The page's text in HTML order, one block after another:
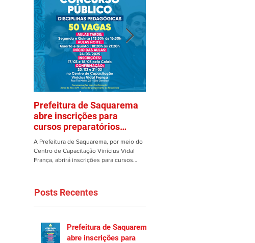
Prefeitura de Saquarema
abre inscrições para
cursos preparatórios
gratuitos
A Prefeitura de Saquarema, por meio do
Centro de Capacitação Vinícius Vidal
França, abrirá inscrições para cursos
Posts Recentes
Prefeitura de Saquarema
abre inscrições para